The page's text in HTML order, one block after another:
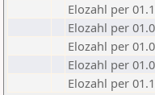
Elozahl per
Elozahl per
Elozahl per
Elozahl per
Elozahl per